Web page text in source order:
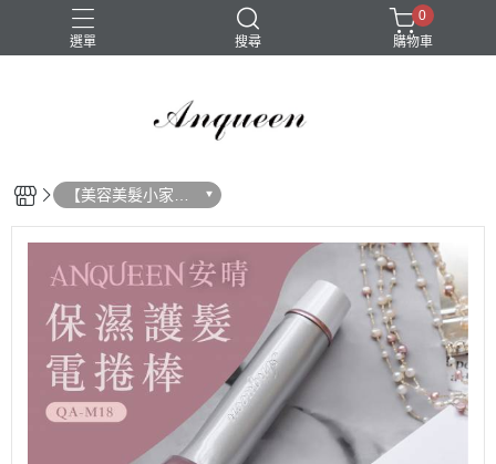
選單 搜尋
溫控魔髮造型梳
0
購物車
【美容美髮小家
電】